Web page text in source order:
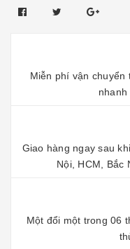
Miễn phí vận chuyển
nhanh
Giao hàng ngay sau
Nội, HCM, Bắc
Một đổi một trong 06